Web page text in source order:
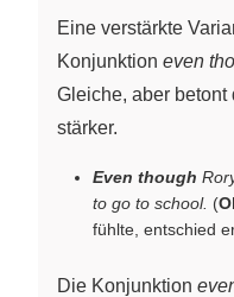
Eine verstärkte
Konjunktion even
Gleiche, aber betont
stärker.
Even though
to go to school. (
fühlte, entschied
Die Konjunktion